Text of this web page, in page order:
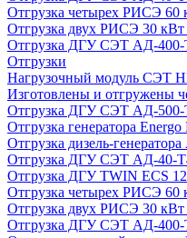
Отгрузка четырех РИСЭ 60
Отгрузка двух РИСЭ 30 кВт
Отгрузка ДГУ СЭТ АД-400-
Отгрузки
Нагрузочный модуль СЭТ
Изготовлены и отгружены
Отгрузка ДГУ СЭТ АД-500-
Отгрузка генератора
Отгрузка дизель-
Отгрузка ДГУ СЭТ АД-40-
Отгрузка ДГУ TWIN ECS
Отгрузка четырех РИСЭ 60
Отгрузка двух РИСЭ 30 кВт
Отгрузка ДГУ СЭТ АД-400-